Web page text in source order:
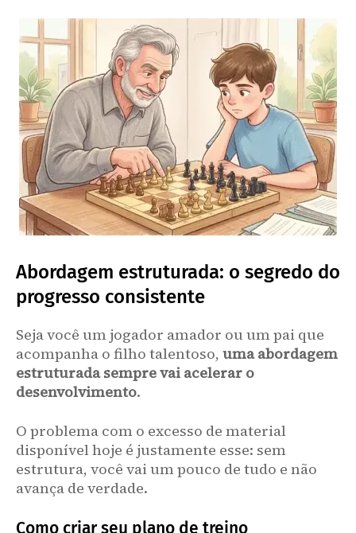
Abordagem estruturada: o segredo do
progresso consistente
Seja você um jogador amador ou um pai que
acompanha o filho talentoso, uma abordagem
estruturada sempre vai acelerar o
desenvolvimento.
O problema com o excesso de material
disponível hoje é justamente esse: sem
estrutura, você vai um pouco de tudo e não
avança de verdade.
Como criar seu plano de treino